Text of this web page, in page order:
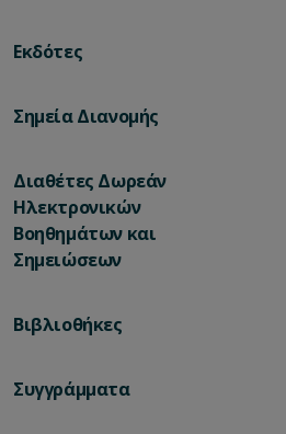
Εκδότες
Σημεία Διανομής
Διαθέτες Δωρεάν
Ηλεκτρονικών
Βοηθημάτων και
Σημειώσεων
Βιβλιοθήκες
Συγγράμματα